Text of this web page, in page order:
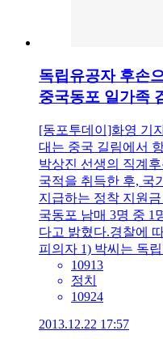
독립유공자 후손
중국동포 일가족
[동포투데이]화영 기
대는 중국 길림에서
박상진 선생의 직계
국적을 취득한 후, 국
지급하는 정착 지원
국동포 남매 3명 중 1
다고 밝혔다.경찰에
피의자 1) 박씨는 독
10913
정치
10924
2013.12.22 17:57